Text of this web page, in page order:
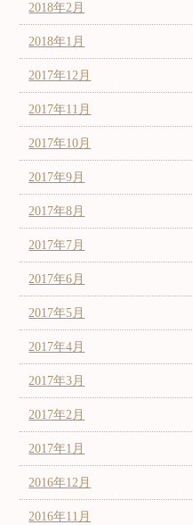
2018年2月
2018年1月
2017年12月
2017年11月
2017年10月
2017年9月
2017年8月
2017年7月
2017年6月
2017年5月
2017年4月
2017年3月
2017年2月
2017年1月
2016年12月
2016年11月